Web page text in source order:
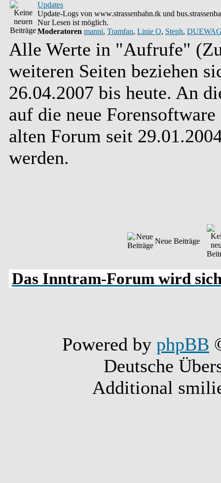
Updates
Update-Logs von www.strassenbahn.tk und
Nur Lesen ist möglich.
Moderatoren manni, Tramfan, Linie O, Steph,
Alle Werte in "Aufrufe"
weiteren Seiten beziehen
26.04.2007 bis heute. An
auf die neue
alten Forum seit
werden.
Neue Beiträge
Das Inntram-Forum wird
Powered by phpBB
Deutsche
Additional